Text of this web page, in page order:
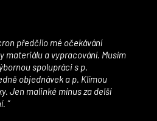
materiálu a vypracování. Musím
spolupráci s p.
objednávek a p. Klímou